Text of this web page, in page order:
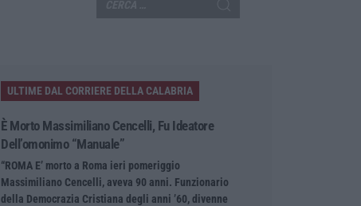
ULTIME DAL CORRIERE DELLA CALABRIA
È Morto Massimiliano Cencelli, Fu Ideatore
Dell’omonimo “manuale”
“ROMA E’ morto a Roma ieri pomeriggio
Massimiliano Cencelli, aveva 90 anni. Funzionario
della Democrazia Cristiana degli anni ’60, divenne